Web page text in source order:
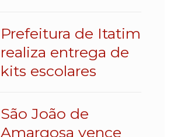
Prefeitura de Itatim
realiza entrega de
kits escolares
São João de
Amargosa vence